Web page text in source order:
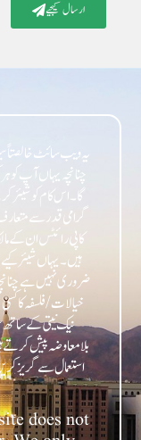
ارسال کیجیے
یہ ویب سائٹ
چنانچہ یہاں آپ کو
گا۔ اس کام کو
گرامی قدر سے
کاپی رائٹس ان کے
ہیں۔ یہاں شیئر
ضروری نہیں ہے
خیالات/فلسفہ کا
نیک نیتی کے ساتھ
بلامعاوضہ پیش
استعمال سے گریز کریں اور افادہ عام کے لیے مفت شیئر کریں۔ جزاک اللہ
does not